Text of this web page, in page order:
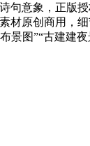
意象，正版
材原创商用
景图”“古建